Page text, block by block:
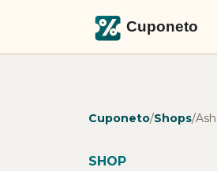
Cuponeto/Shops/
SHOP